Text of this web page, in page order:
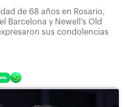
de 68 años en Rosario,
Barcelona y Newell’s Old
sus condolencias